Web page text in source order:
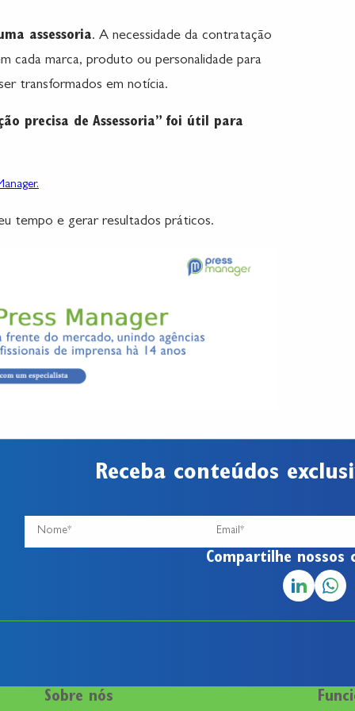
assessoria. A necessidade da contratação
cada marca, produto ou personalidade para
transformados em notícia.
precisa de Assessoria” foi útil para
tempo e gerar resultados práticos.
Receba conteúdos
Compartilhe nossos
Sobre nós